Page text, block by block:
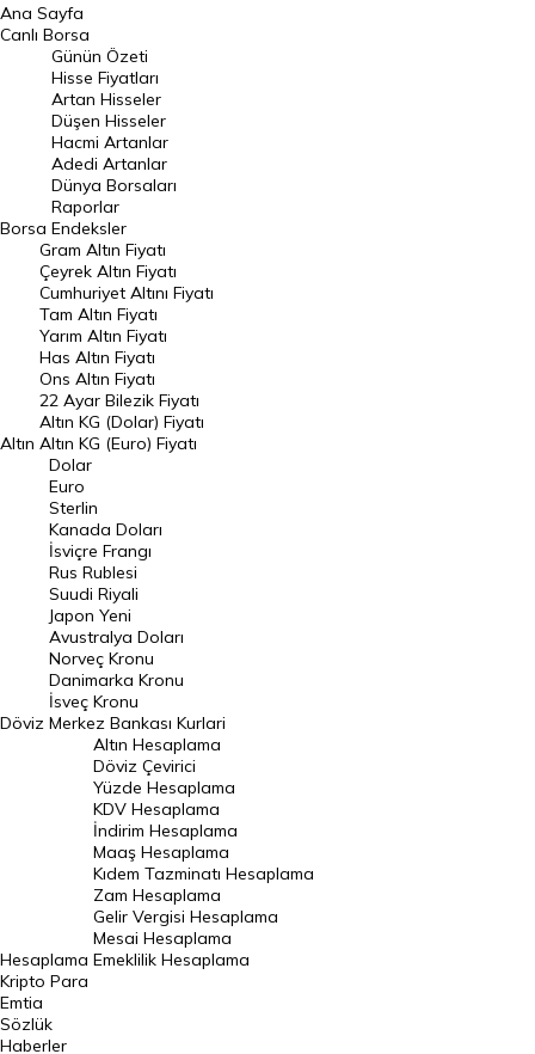
BIST 100 Hisseleri
En Çok Artan Hisseler
En Çok Düşen Hisseler
Hacmi Artanlar
Geçmiş Kapanışlar
Dünya Borsaları
Raporlar
Endeksler
DÖVİZ
Döviz Kuru
Dolar Kuru
Euro Kuru
Pound Kuru
Frank Kuru
Riyal Kuru
Avustralya Doları
Danimarka Kronu Kuru
Kanada Doları Kuru
Norveç Kronu Kuru
İsveç Kronu Kuru
Japon Yeni Kuru
Serbest Piyasa Döviz Kurları
Merkez Bankası Döviz Kurları
Altın Fiyatları
Gram Altın Fiyatı
Çeyrek Altın Fiyatı
Ana Sayfa
Canlı Borsa
Borsa
Günün Özeti
Hisse Fiyatları
Artan Hisseler
Düşen Hisseler
Hacmi Artanlar
Adedi Artanlar
Dünya Borsaları
Raporlar
Endeksler
Altın
Gram Altın Fiyatı
Çeyrek Altın Fiyatı
Cumhuriyet Altını Fiyatı
Tam Altın Fiyatı
Yarım Altın Fiyatı
Has Altın Fiyatı
Ons Altın Fiyatı
22 Ayar Bilezik Fiyatı
Altın KG (Dolar) Fiyatı
Altın KG (Euro) Fiyatı
Döviz
Dolar
Euro
Sterlin
Kanada Doları
İsviçre Frangı
Rus Rublesi
Suudi Riyali
Japon Yeni
Avustralya Doları
Norveç Kronu
Danimarka Kronu
İsveç Kronu
Merkez Bankası Kurlari
Hesaplama
Altın Hesaplama
Döviz Çevirici
Yüzde Hesaplama
KDV Hesaplama
İndirim Hesaplama
Maaş Hesaplama
Kıdem Tazminatı Hesaplama
Zam Hesaplama
Gelir Vergisi Hesaplama
Mesai Hesaplama
Emeklilik Hesaplama
Kripto Para
Emtia
Sözlük
Haberler